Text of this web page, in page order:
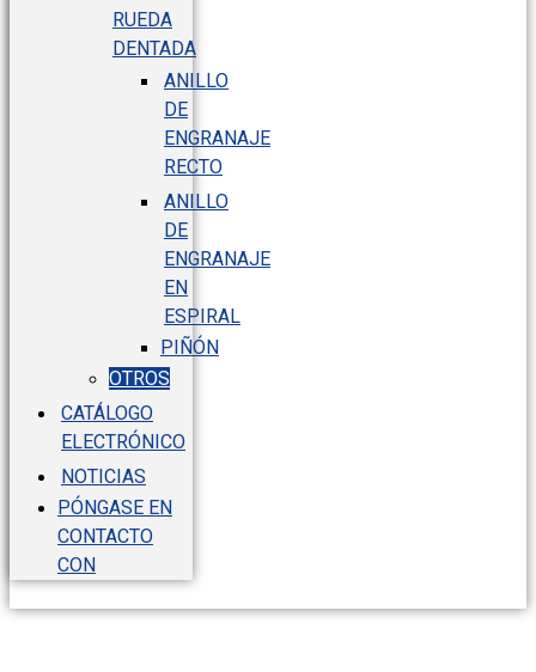
RUEDA
DENTADA
ANILLO
DE
ENGRANAJE
RECTO
ANILLO
DE
ENGRANAJE
EN
ESPIRAL
PIÑÓN
OTROS
CATÁLOGO
ELECTRÓNICO
NOTICIAS
PÓNGASE EN
CONTACTO
CON